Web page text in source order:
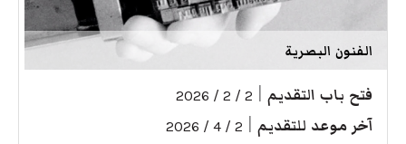
الفنون البصرية
فتح باب التقديم 2 / 2 / 2026
آخر موعد للتقديم 2 / 4 / 2026